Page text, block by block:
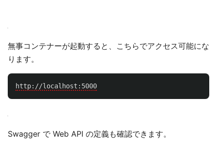
無事コンテナーが起動すると、こちらでアクセス可能にな
ります。
Swagger で Web API の定義も確認できます。